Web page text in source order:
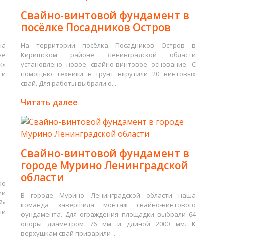
Свайно-винтовой фундамент в
посёлке Посадников Остров
На территории посёлка Посадников Остров в
Киришском районе Ленинградской области
установлено новое свайно-винтовое основание. С
помощью техники в грунт вкрутили 20 винтовых
свай. Для работы выбрали о...
Читать далее
Свайно-винтовой фундамент в
городе Мурино Ленинградской
области
В городе Мурино Ленинградской области наша
команда завершила монтаж свайно-винтового
фундамента. Для ограждения площадки выбрали 64
опоры диаметром 76 мм и длиной 2000 мм. К
верхушкам свай приварили ...